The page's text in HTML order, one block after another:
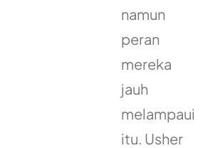
namun
peran
mereka
jauh
melampaui
itu. Usher